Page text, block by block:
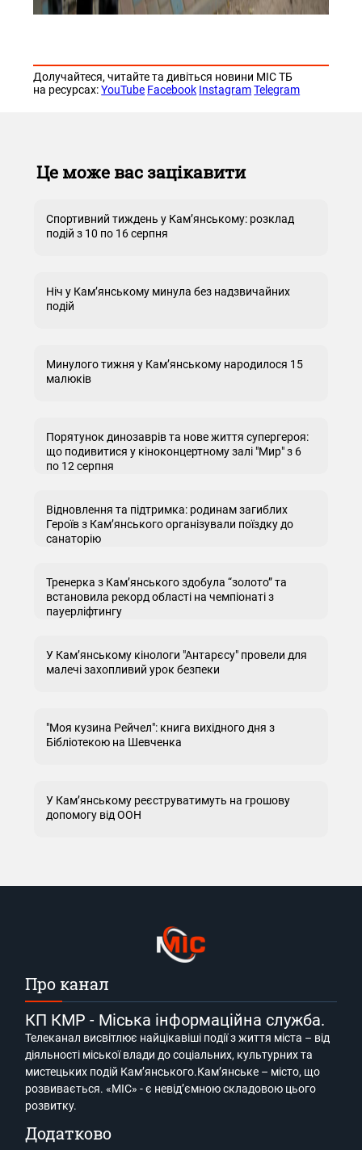
Долучайтеся, читайте та дивіться новини МІС ТБ
на ресурсах:YouTube Facebook Instagram Telegram
Це може вас зацікавити
Спортивний тиждень у Кам’янському: розклад
подій з 10 по 16 серпня
Ніч у Кам’янському минула без надзвичайних
подій
Минулого тижня у Кам’янському народилося 15
малюків
Порятунок динозаврів та нове життя супергероя:
що подивитися у кіноконцертному залі "Мир" з 6
по 12 серпня
Відновлення та підтримка: родинам загиблих
Героїв з Кам’янського організували поїздку до
санаторію
Тренерка з Кам’янського здобула “золото” та
встановила рекорд області на чемпіонаті з
пауерліфтингу
У Кам’янському кінологи "Антарєсу" провели для
малечі захопливий урок безпеки
"Моя кузина Рейчел": книга вихідного дня з
Бібліотекою на Шевченка
У Кам’янському реєструватимуть на грошову
допомогу від ООН
Про канал
КП КМР - Міська інформаційна служба.
Телеканал висвітлює найцікавіші події з життя міста – від
діяльності міської влади до соціальних, культурних та
мистецьких подій Кам’янського.Кам’янське – місто, що
розвивається. «МІС» - є невід’ємною складовою цього
розвитку.
Додатково